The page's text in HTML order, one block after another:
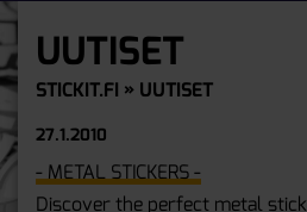
UUTISET
STICKIT.FI » UUTISET
27.1.2010
- METAL STICKERS -
Discover the perfect metal